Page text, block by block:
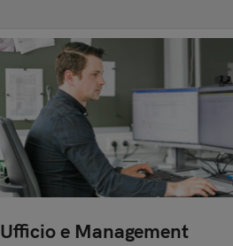
Ufficio e Management